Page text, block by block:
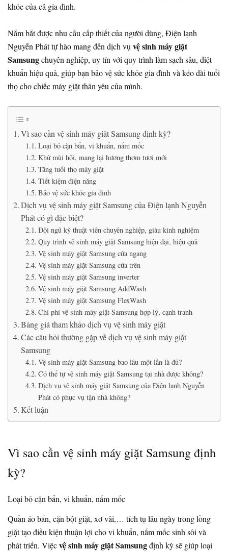
khỏe của cả gia đình.
Nắm bắt được nhu cầu cấp thiết của người dùng, Điện lạnh
Nguyễn Phát tự hào mang đến dịch vụ vệ sinh máy giặt
Samsungchuyên nghiệp, uy tín với quy trình làm sạch sâu, diệt
khuẩn hiệu quả, giúp bạn bảo vệ sức khỏe gia đình và kéo dài tuổi
thọ cho chiếc máy giặt thân yêu của mình.
Vì sao cần vệ sinh máy giặt Samsung định kỳ?
Loại bỏ cặn bẩn, vi khuẩn, nấm mốc
Khử mùi hôi, mang lại hương thơm tươi mới
Tăng tuổi thọ máy giặt
Tiết kiệm điện năng
Bảo vệ sức khỏe gia đình
Dịch vụ vệ sinh máy giặt Samsung của Điện lạnh Nguyễn
Phát có gì đặc biệt?
Đội ngũ kỹ thuật viên chuyên nghiệp, giàu kinh nghiệm
Quy trình vệ sinh máy giặt Samsung hiện đại, hiệu quả
Vệ sinh máy giặt Samsung cửa ngang
Vệ sinh máy giặt Samsung cửa trên
Vệ sinh máy giặt Samsung inverter
Vệ sinh máy giặt Samsung AddWash
Vệ sinh máy giặt Samsung FlexWash
Chi phí vệ sinh máy giặt Samsung hợp lý, cạnh tranh
Bảng giá tham khảo dịch vụ vệ sinh máy giặt
Các câu hỏi thường gặp về dịch vụ vệ sinh máy giặt
Samsung
Vệ sinh máy giặt Samsung bao lâu một lần là đủ?
Có thể tự vệ sinh máy giặt Samsung tại nhà được không?
Dịch vụ vệ sinh máy giặt Samsung của Điện lạnh Nguyễn
Phát có phục vụ tận nhà không?
Kết luận
Vì sao cần vệ sinh máy giặt Samsung định
kỳ?
Loại bỏ cặn bẩn, vi khuẩn, nấm mốc
Quần áo bẩn, cặn bột giặt, xơ vải,… tích tụ lâu ngày trong lồng
giặt tạo điều kiện thuận lợi cho vi khuẩn, nấm mốc sinh sôi và
phát triển. Việcvệ sinh máy giặt Samsungđịnh kỳ sẽ giúp loại